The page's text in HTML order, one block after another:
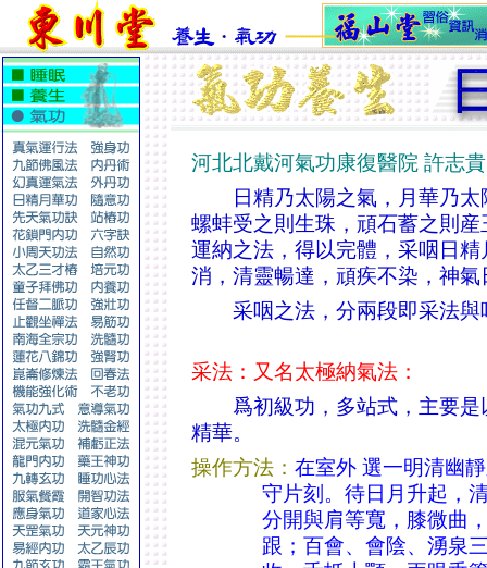
河北北戴河氣功康復醫院 許志
日精乃太陽之氣，月華乃太
螺蚌受之則生珠，頑石蓄之則
運納之法，得以完體，采咽日
消，清靈暢達，頑疾不染，神
采咽之法，分兩段即采法與
采法：又名太極納氣法：
爲初級功，多站式，主要是
精華。
操作方法： 在室外 選一明清幽
守片刻。待日月升起，
分開與肩等寬，膝微曲
跟；百會、會陰、湧泉